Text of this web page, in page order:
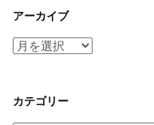
アーカイブ
ア
イ
ブ
カテゴリー